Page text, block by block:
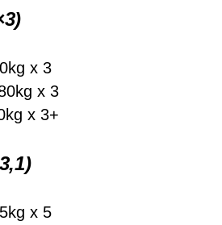
x 3
x 3
x 3+
x 5